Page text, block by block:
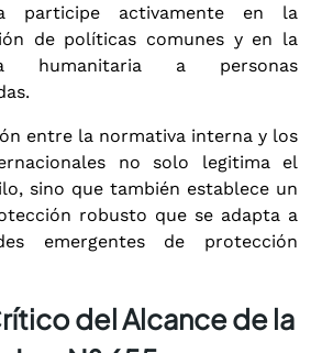
participe activamente en la
de políticas comunes y en la
humanitaria a personas
entre la normativa interna y los
no solo legitima el
sino que también establece un
robusto que se adapta a
emergentes de protección
del Alcance de la